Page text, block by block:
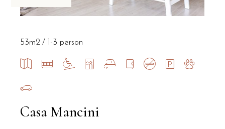
Casa Mancini
53m2 1-3 person